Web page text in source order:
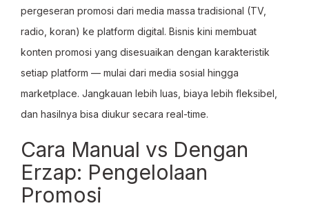
pergeseran promosi dari media massa tradisional (TV,
radio, koran) ke platform digital. Bisnis kini membuat
konten promosi yang disesuaikan dengan karakteristik
setiap platform — mulai dari media sosial hingga
marketplace. Jangkauan lebih luas, biaya lebih fleksibel,
dan hasilnya bisa diukur secara real-time.
Cara Manual vs Dengan
Erzap: Pengelolaan
Promosi